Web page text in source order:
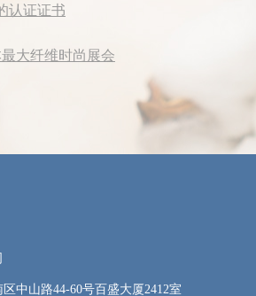
认证证书
大纤维时尚展会
中山路44-60号百盛大厦2412室